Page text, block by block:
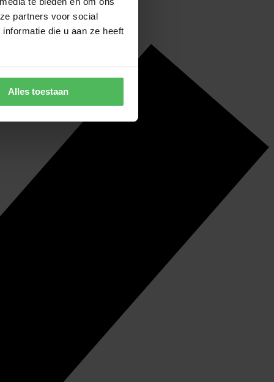
partners voor social
die u aan ze heeft
Alles toestaan